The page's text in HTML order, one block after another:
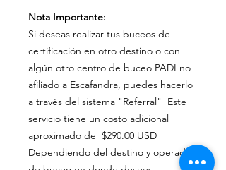
Nota Importante:
Si deseas realizar tus buceos de
certificación en otro destino o con
algún otro centro de buceo PADI no
afiliado a Escafandra, puedes hacerlo
a través del sistema "Referral" Este
servicio tiene un costo adicional
aproximado de $290.00 USD
Dependiendo del destino y operador